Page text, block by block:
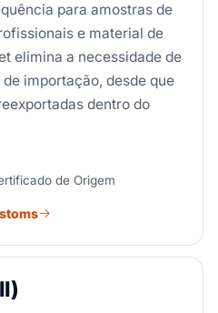
para amostras de
e material de
elimina a necessidade de
importação, desde que
dentro do
de Origem